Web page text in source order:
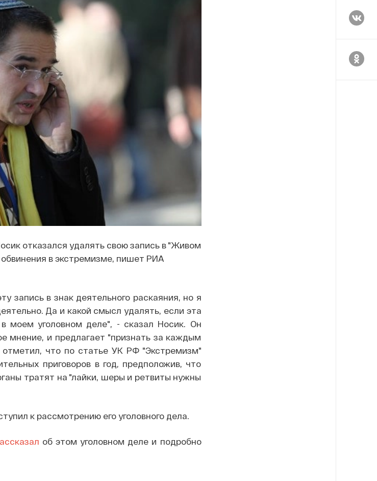
отказался удалять свою запись в "Живом
в экстремизме, пишет РИА
запись в знак деятельного раскаяния, но я
Да и какой смысл удалять, если эта
моем уголовном деле", - сказал Носик. Он
мнение, и предлагает "признать за каждым
что по статье УК РФ "Экстремизм"
приговоров в год, предположив, что
тратят на "лайки, шеры и ретвиты нужны
к рассмотрению его уголовного дела.
об этом уголовном деле и подробно